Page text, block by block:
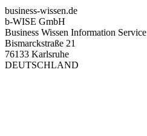
business-wissen.de
b-WISE GmbH
Business Wissen Information Service
Bismarckstraße 21
76133 Karlsruhe
DEUTSCHLAND